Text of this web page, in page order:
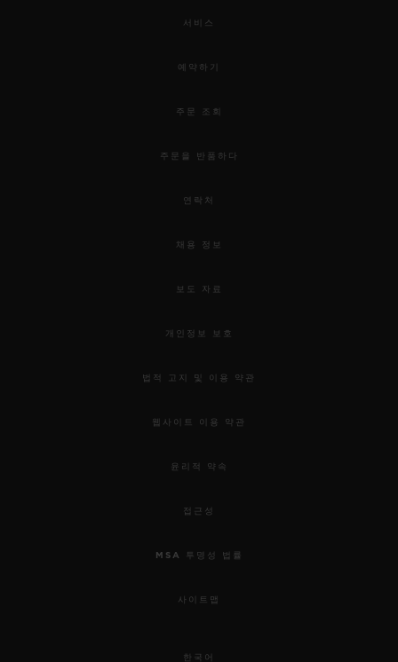
서비스
예약하기
주문 조회
주문을 반품하다
연락처
채용 정보
보도 자료
개인정보 보호
법적 고지 및 이용 약관
웹사이트 이용 약관
윤리적 약속
접근성
MSA 투명성 법률
사이트맵
한국어